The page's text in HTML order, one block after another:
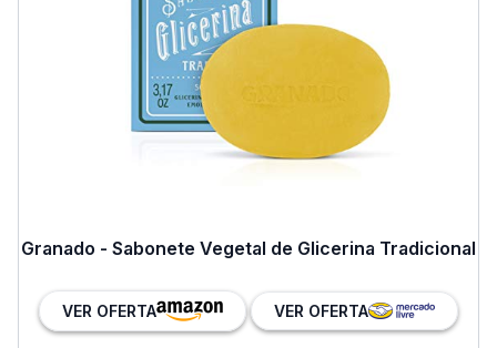
conteúdos do Brasil como revisora e
editora de blogs para clientes
renomados.
Perfil de Giovanna Hespanhol
Granado - Sabonete Vegetal de Glicerina Tradicional
VER OFERTA VER OFERTA